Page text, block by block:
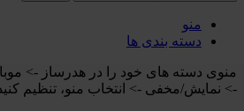
منو
دسته بندی ها
منوی دسته های خود را در هدرساز ->
-> نمایش/مخفی -> انتخاب منو، تنظیم کنید